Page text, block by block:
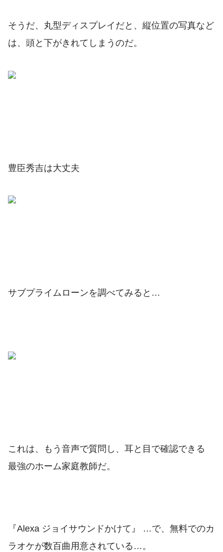
そうだ、丸型ディスプレイだと、縦位置の写真など
は、頭と下がきれてしまうのだ。
豊臣秀吉は大丈夫
サブプライムローンを調べてみると…
これは、もう音声で質問し、耳と目で確認できる
最強のホーム家庭教師だ。
『Alexa ジョイサウンドかけて』 …で、無料でのカ
ラオケが数百曲用意されている…。